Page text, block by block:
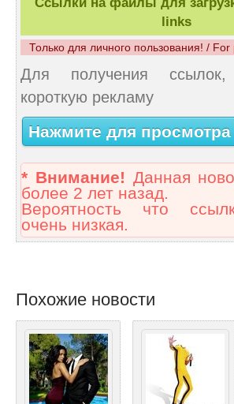
links
Только для личного пользования! /
Для получения ссылок,
короткую рекламу
Нажмите для просмотра
* Внимание! Данная
более 2 лет назад.
Вероятность что
очень низкая.
Похожие новости